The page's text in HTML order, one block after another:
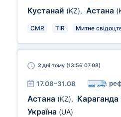
Кустанай (KZ), Астана
CMR TIR Митне
2 дні тому (13:56 07.08)
17.08–31.08
Астана (KZ), Караганда
Україна (UA)